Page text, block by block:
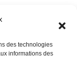
des technologies
informations des
dans la même